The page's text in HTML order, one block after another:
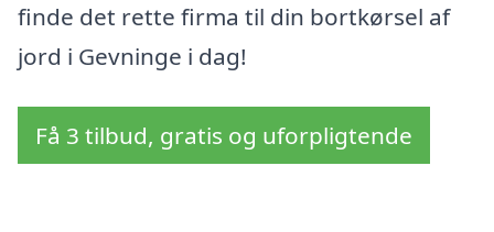
finde det rette firma til din bortkørsel af
jord i Gevninge i dag!
Få 3 tilbud, gratis og uforpligtende